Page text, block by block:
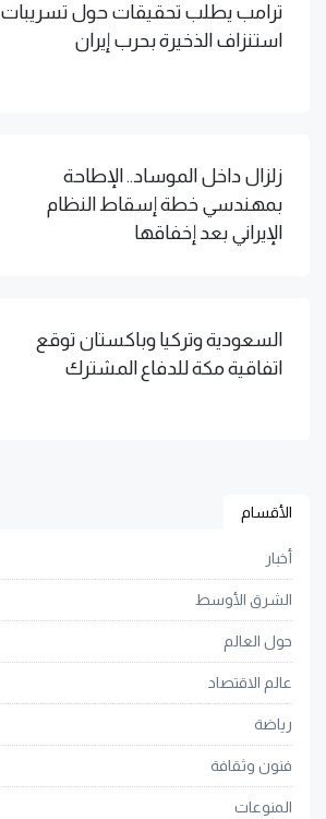
ترامب يطلب تحقيقات حول تسريبات
استنزاف الذخيرة بحرب إيران
زلزال داخل الموساد.. الإطاحة
بمهندسي خطة إسقاط النظام
الإيراني بعد إخفاقها
السعودية وتركيا وباكستان توقع
اتفاقية مكة للدفاع المشترك
الأقسام
أخبار
الشرق الأوسط
حول العالم
عالم الاقتصاد
رياضة
فنون وثقافة
المنوعات